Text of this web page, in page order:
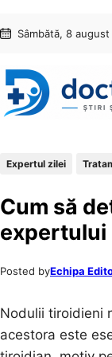
conținut
content
Sâmbătă, 8
Expertul zilei
Cum să
expertului
Posted byEchipa
Nodulii tiroidieni
acestora este